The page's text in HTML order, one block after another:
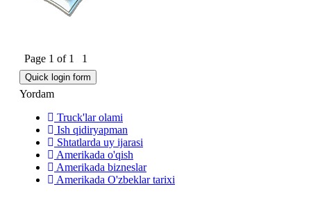
Page 1 of 1 1
Yordam
Truck'lar olami
Ish qidiryapman
Shtatlarda uy ijarasi
Amerikada o'qish
Amerikada bizneslar
Amerikada O'zbeklar tarixi